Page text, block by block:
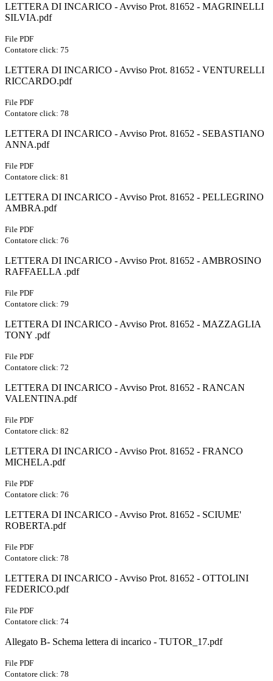
LETTERA DI INCARICO - Avviso Prot. 81652 - MAGRINELLI
SILVIA.pdf
File PDF
Contatore click: 75
LETTERA DI INCARICO - Avviso Prot. 81652 - VENTURELLI
RICCARDO.pdf
File PDF
Contatore click: 78
LETTERA DI INCARICO - Avviso Prot. 81652 - SEBASTIANO
ANNA.pdf
File PDF
Contatore click: 81
LETTERA DI INCARICO - Avviso Prot. 81652 - PELLEGRINO
AMBRA.pdf
File PDF
Contatore click: 76
LETTERA DI INCARICO - Avviso Prot. 81652 - AMBROSINO
RAFFAELLA .pdf
File PDF
Contatore click: 79
LETTERA DI INCARICO - Avviso Prot. 81652 - MAZZAGLIA
TONY .pdf
File PDF
Contatore click: 72
LETTERA DI INCARICO - Avviso Prot. 81652 - RANCAN
VALENTINA.pdf
File PDF
Contatore click: 82
LETTERA DI INCARICO - Avviso Prot. 81652 - FRANCO
MICHELA.pdf
File PDF
Contatore click: 76
LETTERA DI INCARICO - Avviso Prot. 81652 - SCIUME'
ROBERTA.pdf
File PDF
Contatore click: 78
LETTERA DI INCARICO - Avviso Prot. 81652 - OTTOLINI
FEDERICO.pdf
File PDF
Contatore click: 74
Allegato B- Schema lettera di incarico - TUTOR_17.pdf
File PDF
Contatore click: 78